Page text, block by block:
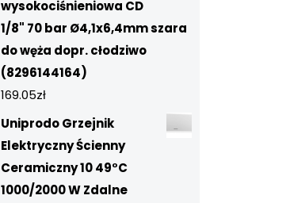
wysokociśnieniowa CD
1/8" 70 bar Ø4,1x6,4mm szara
do węża dopr. cłodziwo
(8296144164)
169.05zł
Uniprodo Grzejnik
Elektryczny Ścienny
Ceramiczny 10 49°C
1000/2000 W Zdalne